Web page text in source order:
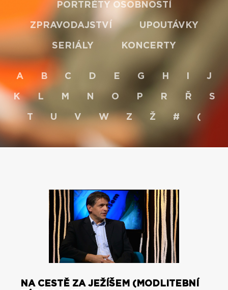
PORTRÉTY OSOBNOSTÍ
ZPRAVODAJSTVÍ UPOUTÁVKY
SERIÁLY KONCERTY
A B C D E G H J
K L M N O P R Ř S
T U V W Z Ž # (
NA CESTĚ ZA JEŽÍŠEM (MODLITEBNÍ